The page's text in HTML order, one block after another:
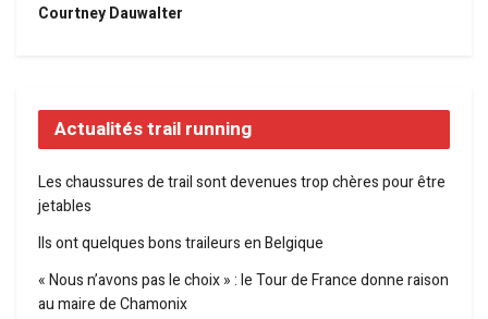
Courtney Dauwalter
Actualités trail running
Les chaussures de trail sont devenues trop chères pour être
jetables
Ils ont quelques bons traileurs en Belgique
« Nous n’avons pas le choix » : le Tour de France donne raison
au maire de Chamonix